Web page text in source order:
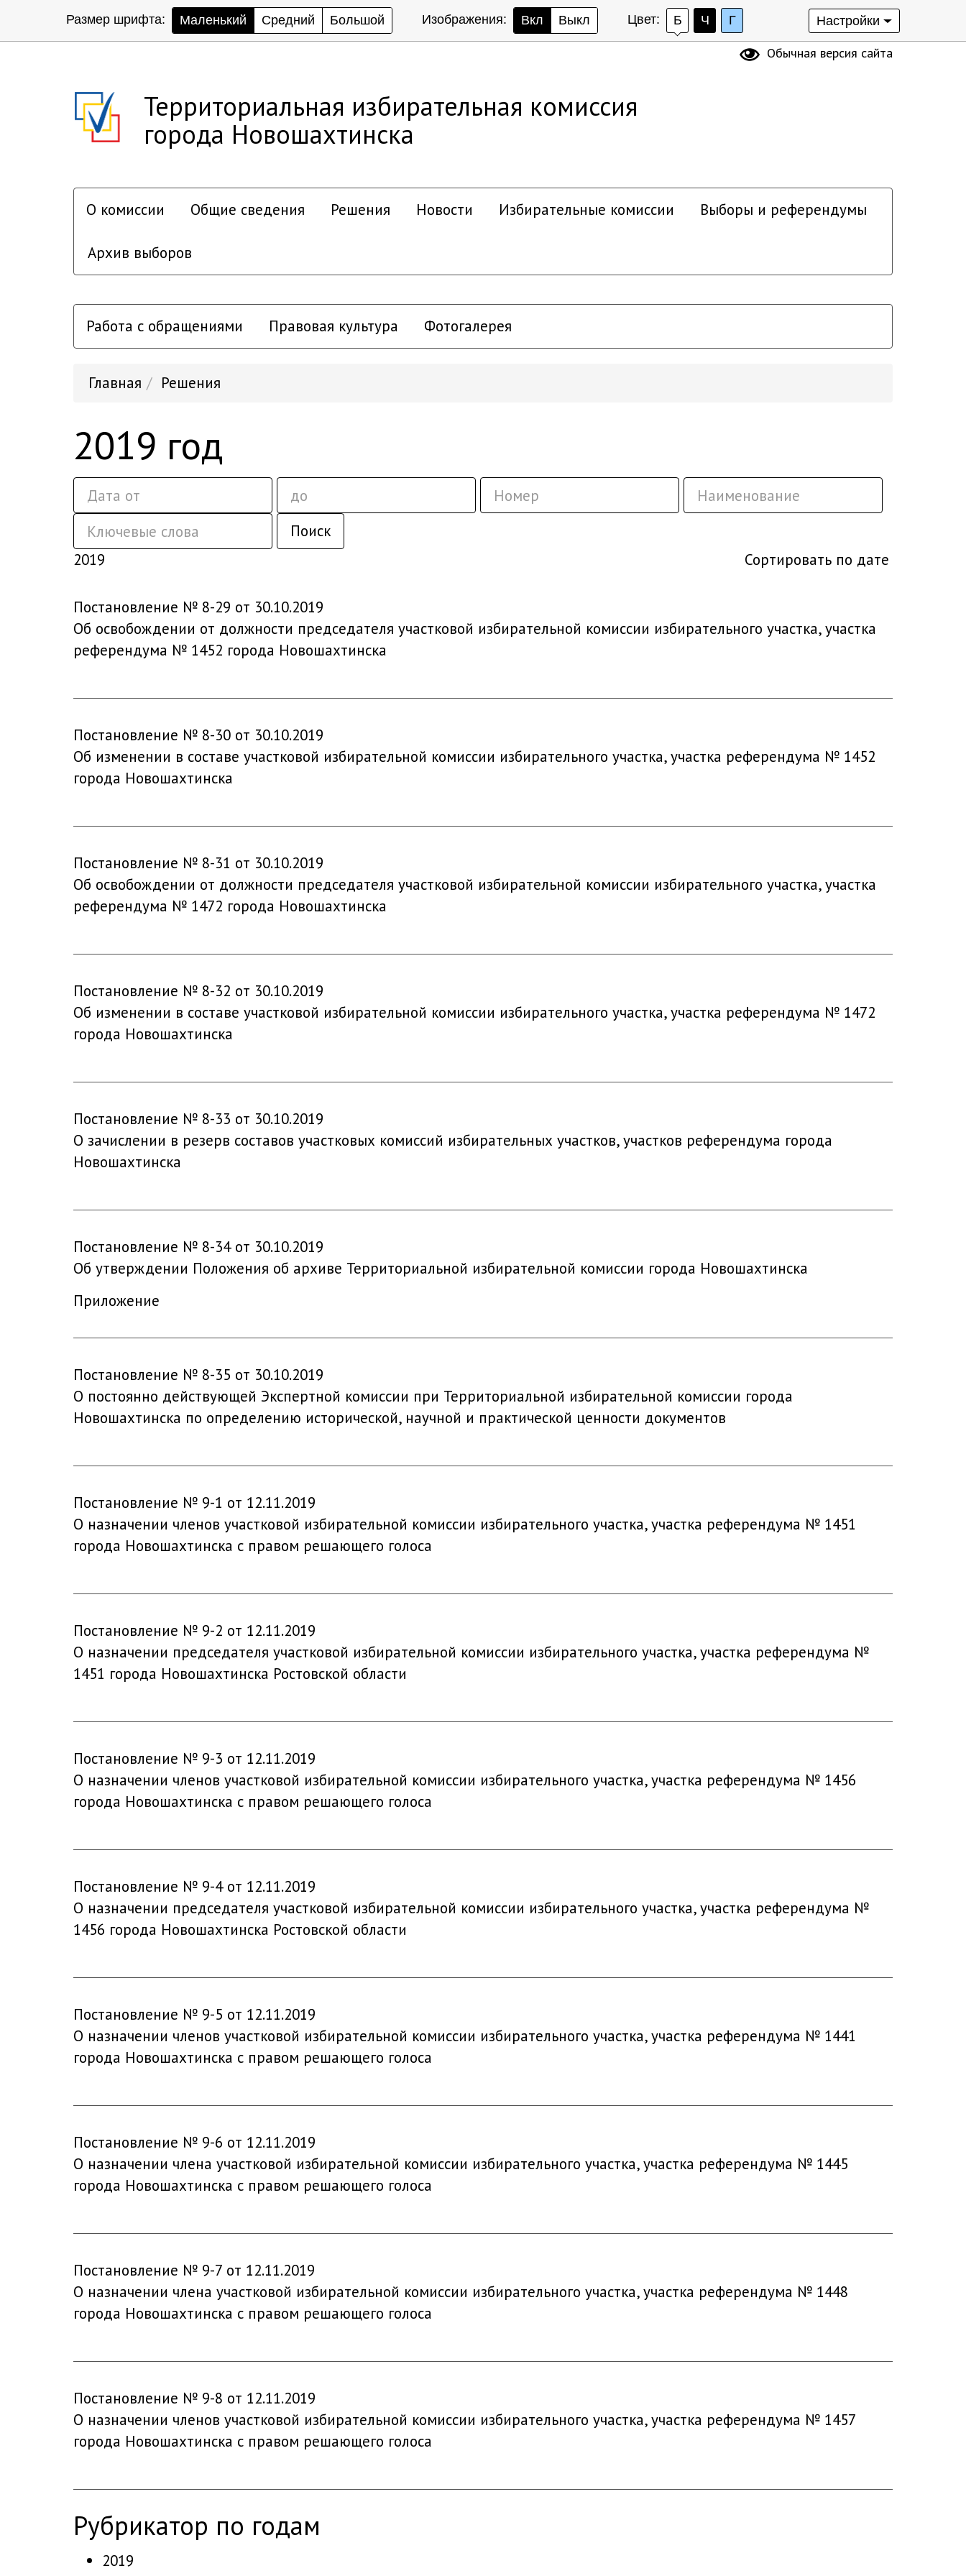
Размер шрифта: Маленький Средний Большой Изображения: Вкл Выкл Цвет: Б Ч Г Настройки
Обычная версия сайта
Территориальная избирательная комиссия
города Новошахтинска
О комиссии Общие сведения Решения Новости Избирательные комиссии Выборы и референдумы
Архив выборов
Работа с обращениями Правовая культура Фотогалерея
Главная Решения
2019 год
Поиск
2019
Сортировать по дате
Постановление № 8-29 от 30.10.2019
Об освобождении от должности председателя участковой избирательной комиссии избирательного участка, участка
референдума № 1452 города Новошахтинска
Постановление № 8-30 от 30.10.2019
Об изменении в составе участковой избирательной комиссии избирательного участка, участка референдума № 1452
города Новошахтинска
Постановление № 8-31 от 30.10.2019
Об освобождении от должности председателя участковой избирательной комиссии избирательного участка, участка
референдума № 1472 города Новошахтинска
Постановление № 8-32 от 30.10.2019
Об изменении в составе участковой избирательной комиссии избирательного участка, участка референдума № 1472
города Новошахтинска
Постановление № 8-33 от 30.10.2019
О зачислении в резерв составов участковых комиссий избирательных участков, участков референдума города
Новошахтинска
Постановление № 8-34 от 30.10.2019
Об утверждении Положения об архиве Территориальной избирательной комиссии города Новошахтинска
Приложение
Постановление № 8-35 от 30.10.2019
О постоянно действующей Экспертной комиссии при Территориальной избирательной комиссии города
Новошахтинска по определению исторической, научной и практической ценности документов
Постановление № 9-1 от 12.11.2019
О назначении членов участковой избирательной комиссии избирательного участка, участка референдума № 1451
города Новошахтинска с правом решающего голоса
Постановление № 9-2 от 12.11.2019
О назначении председателя участковой избирательной комиссии избирательного участка, участка референдума №
1451 города Новошахтинска Ростовской области
Постановление № 9-3 от 12.11.2019
О назначении членов участковой избирательной комиссии избирательного участка, участка референдума № 1456
города Новошахтинска с правом решающего голоса
Постановление № 9-4 от 12.11.2019
О назначении председателя участковой избирательной комиссии избирательного участка, участка референдума №
1456 города Новошахтинска Ростовской области
Постановление № 9-5 от 12.11.2019
О назначении членов участковой избирательной комиссии избирательного участка, участка референдума № 1441
города Новошахтинска с правом решающего голоса
Постановление № 9-6 от 12.11.2019
О назначении члена участковой избирательной комиссии избирательного участка, участка референдума № 1445
города Новошахтинска с правом решающего голоса
Постановление № 9-7 от 12.11.2019
О назначении члена участковой избирательной комиссии избирательного участка, участка референдума № 1448
города Новошахтинска с правом решающего голоса
Постановление № 9-8 от 12.11.2019
О назначении членов участковой избирательной комиссии избирательного участка, участка референдума № 1457
города Новошахтинска с правом решающего голоса
рубрикатор по годам
2019